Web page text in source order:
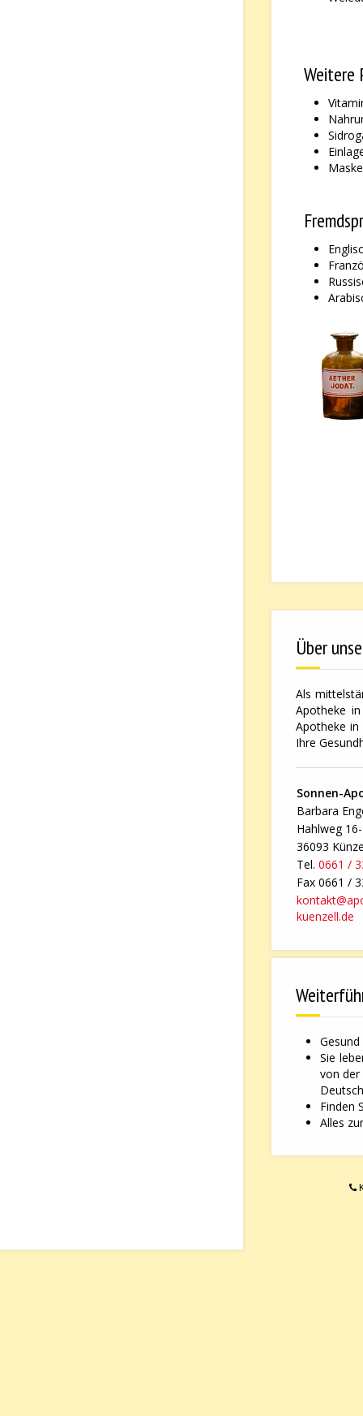
Weitere
Über
Als
Apotheke
Apotheke in
Ihre
Sonnen-
Barbara
Hahlweg
36093
Tel. 0661 /
Fax 0661 /
kuenzell.de
Sie
von der
Finden
Alles